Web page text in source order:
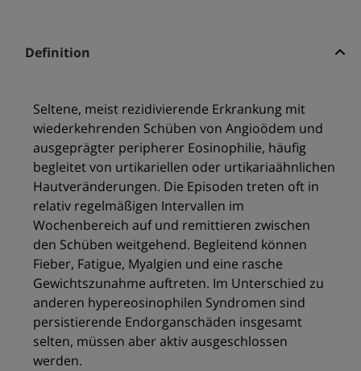
Definition
Seltene, meist rezidivierende Erkrankung mit
wiederkehrenden Schüben von Angioödem und
ausgeprägter peripherer Eosinophilie, häufig
begleitet von urtikariellen oder urtikariaähnlichen
Hautveränderungen. Die Episoden treten oft in
relativ regelmäßigen Intervallen im
Wochenbereich auf und remittieren zwischen
den Schüben weitgehend. Begleitend können
Fieber, Fatigue, Myalgien und eine rasche
Gewichtszunahme auftreten. Im Unterschied zu
anderen hypereosinophilen Syndromen sind
persistierende Endorganschäden insgesamt
selten, müssen aber aktiv ausgeschlossen
werden.